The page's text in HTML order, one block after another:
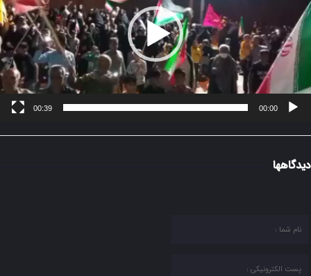
00:00
00:39
دیدگاهها